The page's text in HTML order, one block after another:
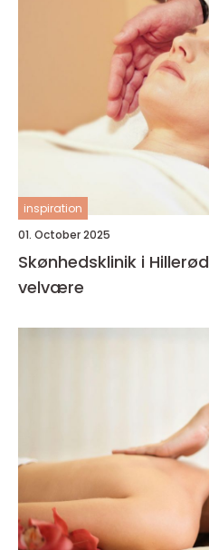
inspiration
01. October 2025
Skønhedsklinik i
velvære